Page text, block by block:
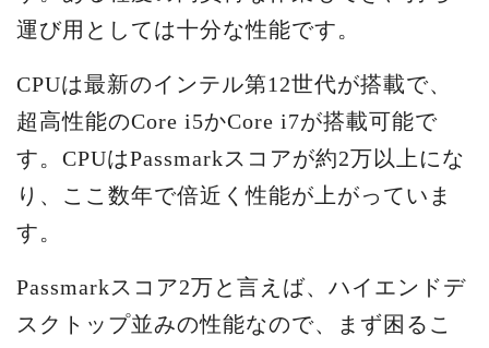
運び用としては十分な性能です。
CPUは最新のインテル第12世代が搭載で、
超高性能のCore i5かCore i7が搭載可能で
す。CPUはPassmarkスコアが約2万以上にな
り、ここ数年で倍近く性能が上がっていま
す。
Passmarkスコア2万と言えば、ハイエンドデ
スクトップ並みの性能なので、まず困るこ